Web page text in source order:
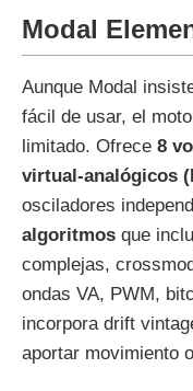
Modal
Aunque Modal
fácil de usar, el
limitado. Ofrece 8
virtual‑analógicos
osciladores
algoritmos que
complejas,
ondas VA, PWM,
incorpora drift
aportar movimiento